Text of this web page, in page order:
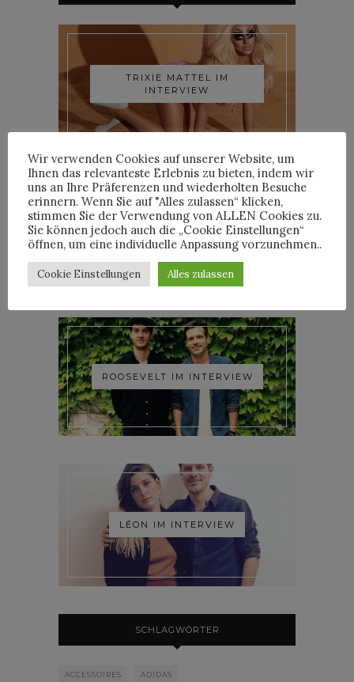
TRIXIE MATTEL IM
INTERVIEW
YOANN LEMOINE AKA
WOODKID IM INTERVIEW
ROOSEVELT IM INTERVIEW
LÉON IM INTERVIEW
SCHLAGWÖRTER
ACCESSOIRES ADIDAS
Wir verwenden Cookies auf unserer Website, um
Ihnen das relevanteste Erlebnis zu bieten, indem wir
uns an Ihre Präferenzen und wiederholten Besuche
erinnern. Wenn Sie auf "Alles zulassen“ klicken,
stimmen Sie der Verwendung von ALLEN Cookies zu.
Sie können jedoch auch die „Cookie Einstellungen“
öffnen, um eine individuelle Anpassung vorzunehmen..
Cookie Einstellungen Alles zulassen